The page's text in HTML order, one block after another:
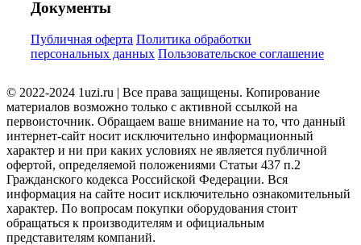
Документы
Публичная оферта Политика обработки
персональных данных Пользовательское соглашение
© 2022-2024 1uzi.ru | Все права защищены. Копирование
материалов возможно только с активной ссылкой на
первоисточник. Обращаем ваше внимание на то, что данный
интернет-сайт носит исключительно информационный
характер и ни при каких условиях не является публичной
офертой, определяемой положениями Статьи 437 п.2
Гражданского кодекса Российской Федерации. Вся
информация на сайте носит исключительно ознакомительный
характер. По вопросам покупки оборудования стоит
обращаться к производителям и официальным
представителям компаний.